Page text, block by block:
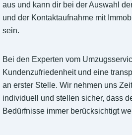
aus und kann dir bei der Auswahl
und der Kontaktaufnahme mit
sein.
Bei den Experten vom
Kundenzufriedenheit und eine
an erster Stelle. Wir nehmen uns
individuell und stellen sicher, dass
Bedürfnisse immer berücksichtigt